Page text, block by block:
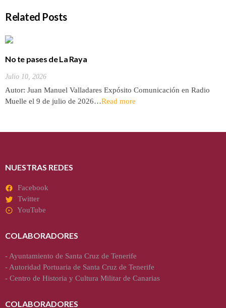
Related Posts
No te pases de La Raya
Julio 10, 2026
Autor: Juan Manuel Valladares Expósito Comunicación en Radio
Muelle el 9 de julio de 2026…Read more
NUESTRAS REDES
Facebook
Twitter
YouTube
COLABORADORES
- Ayuntamiento de Santa Cruz de Tenerife
- Autoridad Portuaria de Santa Cruz de Tenerife
- Centro de Historia y Cultura Militar de Canarias
COLABORADORES